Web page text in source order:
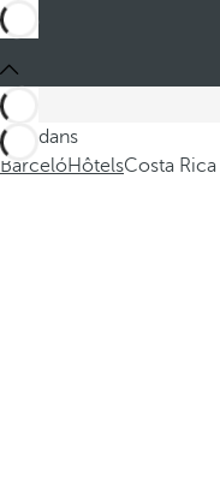
Ces dans
BarcelóHôtelsCosta Rica